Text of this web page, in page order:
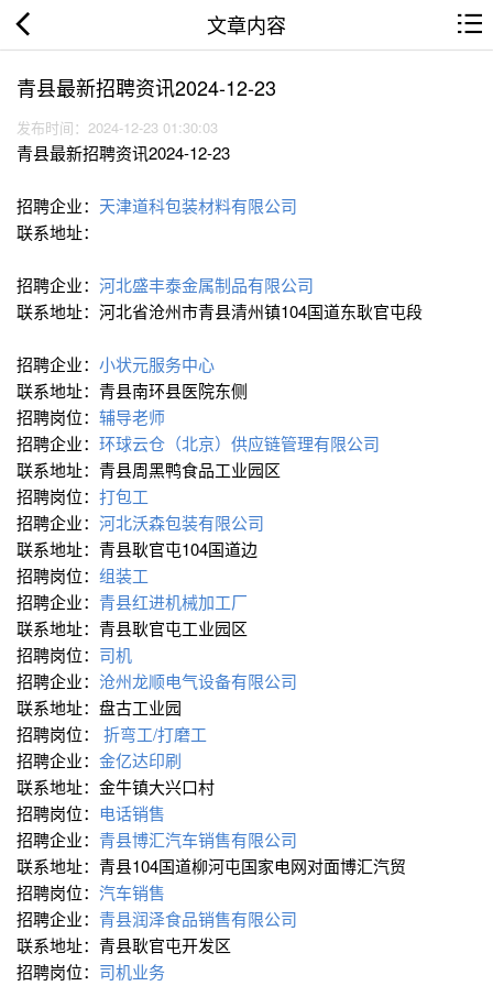
文章内容
青县最新招聘资讯2024-12-23
发布时间：2024-12-23 01:30:03
青县最新招聘资讯2024-12-23
招聘企业： 天津道科包装材料有限公司
联系地址：
招聘企业： 河北盛丰泰金属制品有限公司
联系地址：河北省沧州市青县清州镇104国道东耿官屯段
招聘企业： 小状元服务中心
联系地址：青县南环县医院东侧
招聘岗位： 辅导老师
招聘企业： 环球云仓（北京）供应链管理有限公司
联系地址：青县周黑鸭食品工业园区
招聘岗位： 打包工
招聘企业： 河北沃森包装有限公司
联系地址：青县耿官屯104国道边
招聘岗位： 组装工
招聘企业： 青县红进机械加工厂
联系地址：青县耿官屯工业园区
招聘岗位： 司机
招聘企业： 沧州龙顺电气设备有限公司
联系地址：盘古工业园
招聘岗位：
折弯工/打磨工
招聘企业： 金亿达印刷
联系地址：金牛镇大兴口村
招聘岗位： 电话销售
招聘企业： 青县博汇汽车销售有限公司
联系地址：青县104国道柳河屯国家电网对面博汇汽贸
招聘岗位： 汽车销售
招聘企业： 青县润泽食品销售有限公司
联系地址：青县耿官屯开发区
招聘岗位： 司机业务